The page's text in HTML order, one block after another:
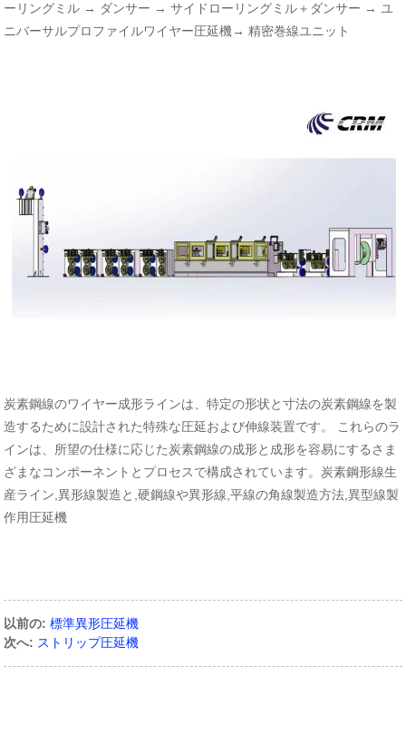
ーリングミル → ダンサー → サイドローリングミル＋ダンサー → ユ
ニバーサルプロファイルワイヤー圧延機→ 精密巻線ユニット
炭素鋼線のワイヤー成形ラインは、特定の形状と寸法の炭素鋼線を製
造するために設計された特殊な圧延および伸線装置です。 これらのラ
インは、所望の仕様に応じた炭素鋼線の成形と成形を容易にするさま
ざまなコンポーネントとプロセスで構成されています。炭素鋼形線生
産ライン,異形線製造と,硬鋼線や異形線,平線の角線製造方法,異型線製
作用圧延機
以前の: 標準異形圧延機
次へ: ストリップ圧延機